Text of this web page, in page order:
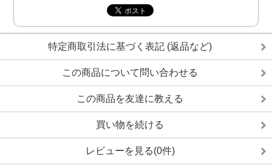
特定商取引法に基づく表記 (返品など)
この商品について問い合わせる
この商品を友達に教える
買い物を続ける
レビューを見る(0件)